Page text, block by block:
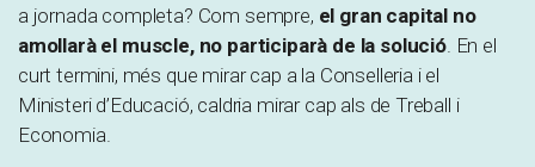
a jornada completa? Com sempre, el gran capital no
amollarà el muscle, no participarà de la solució. En el
curt termini, més que mirar cap a la Conselleria i el
Ministeri d’Educació, caldria mirar cap als de Treball i
Economia.